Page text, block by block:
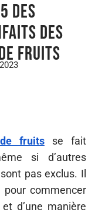
des
des
fruits
fruitsse fait
si d’autres
pas exclus. Il
pour commencer
d’une manière